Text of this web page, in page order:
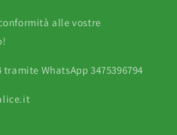
alle vostre
WhatsApp 3475396794